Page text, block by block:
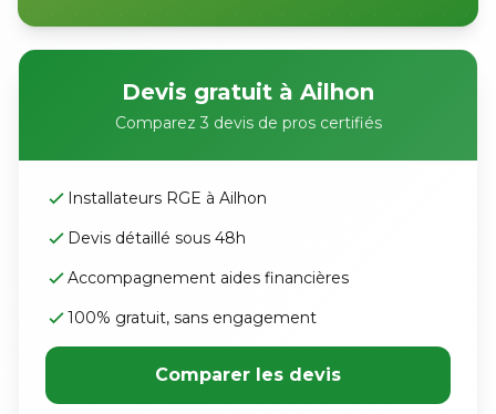
Devis gratuit à Ailhon
Comparez 3 devis de pros certifiés
Installateurs RGE à Ailhon
Devis détaillé sous 48h
Accompagnement aides financières
100% gratuit, sans engagement
Comparer les devis